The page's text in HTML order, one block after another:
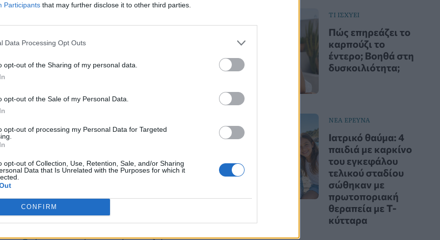
Participants that may further disclose it to other third parties.
Data Processing Opt Outs
opt-out of the Sharing of my personal data.
opt-out of the Sale of my Personal Data.
opt-out of processing my Personal Data for Targeted
opt-out of Collection, Use, Retention, Sale, and/or Sharing
Data that Is Unrelated with the Purposes for which it
CONFIRM
που δεν βγαίνουν από τις
χρήματα, μειώνοντας τη σπατάλη
γευμάτων. Πολλοί
λαχανικά καθώς αντέχουν
συνταγές.
συρτάρι της κατάψυξης όταν η
να είναι δύσκολο να ρίξετε τα
μερικά κομμάτια εκτός.
ΤΙ ΙΣΧΥΕΙ
Πώς επηρεάζει το
καρπούζι το
έντερο; Βοηθά στη
δυσκοιλιότητα;
ΝΕΑ ΕΡΕΥΝΑ
Ιατρικό θαύμα: 4
παιδιά με καρκίνο
του εγκεφάλου
τελικού σταδίου
σώθηκαν με
πρωτοποριακή
θεραπεία με Τ-
κύτταρα